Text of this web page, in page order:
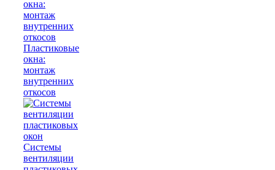
Пластиковые
окна:
монтаж
внутренних
откосов
Системы
вентиляции